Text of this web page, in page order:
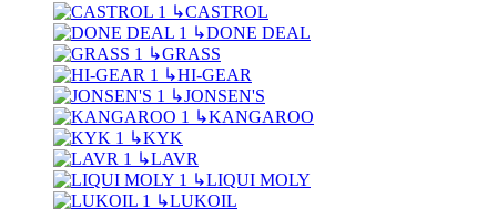
↳CASTROL
↳DONE DEAL
↳GRASS
↳HI-GEAR
↳JONSEN'S
↳KANGAROO
↳KYK
↳LAVR
↳LIQUI MOLY
↳LUKOIL